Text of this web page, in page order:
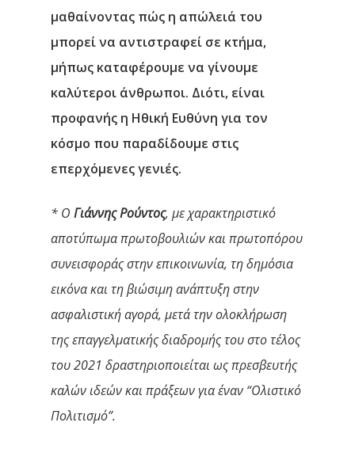
μαθαίνοντας πώς η απώλειά του
μπορεί να αντιστραφεί σε κτήμα,
μήπως καταφέρουμε να γίνουμε
καλύτεροι άνθρωποι. Διότι, είναι
προφανής η Ηθική Ευθύνη για τον
κόσμο που παραδίδουμε στις
επερχόμενες γενιές.
* Ο Γιάννης Ρούντος, με χαρακτηριστικό
αποτύπωμα πρωτοβουλιών και πρωτοπόρου
συνεισφοράς στην επικοινωνία, τη δημόσια
εικόνα και τη βιώσιμη ανάπτυξη στην
ασφαλιστική αγορά, μετά την ολοκλήρωση
της επαγγελματικής διαδρομής του στο τέλος
του 2021 δραστηριοποιείται ως πρεσβευτής
καλών ιδεών και πράξεων για έναν “Ολιστικό
Πολιτισμό”.